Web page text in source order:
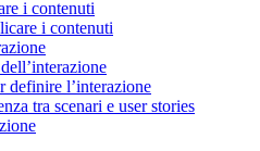
i contenuti
i contenuti
definire l’interazione
tra scenari e user stories